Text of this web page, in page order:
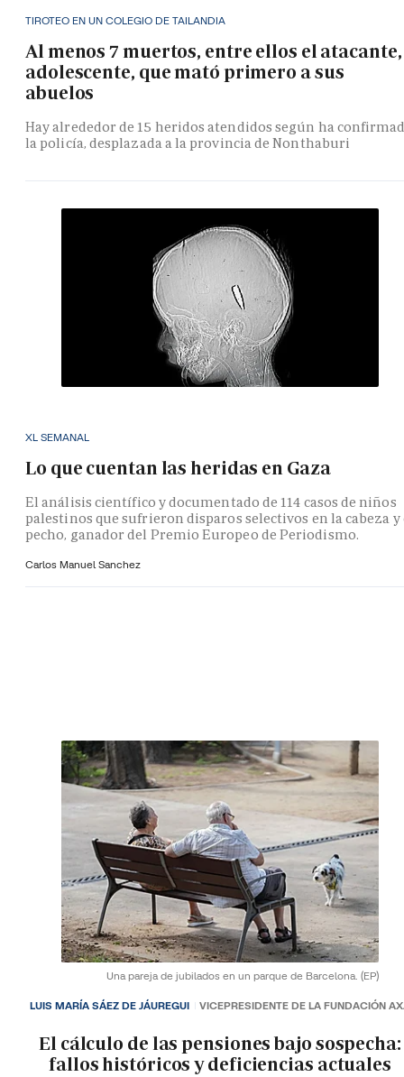
TIROTEO EN UN COLEGIO DE TAILANDIA
Al menos 7 muertos, entre ellos el atacante,
adolescente, que mató primero a sus
abuelos
Hay alrededor de 15 heridos atendidos según ha
la policía, desplazada a la provincia de Nonthaburi
XL SEMANAL
Lo que cuentan las heridas en Gaza
El análisis científico y documentado de 114 casos de niños
palestinos que sufrieron disparos selectivos en la cabeza y
pecho, ganador del Premio Europeo de Periodismo.
Carlos Manuel Sanchez
Una pareja de jubilados en un parque de Barcelona. (EP)
El cálculo de las pensiones bajo sospecha:
fallos históricos y deficiencias actuales
LUIS MARÍA SÁEZ DE JÁUREGUI VICEPRESIDENTE DE LA FUNDACIÓN